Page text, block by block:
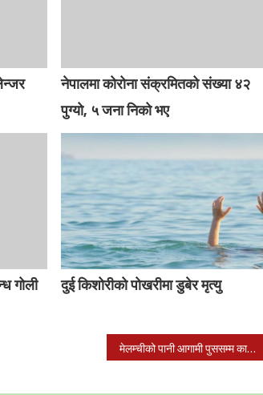
नेपालमा कोरोना संक्रमितको संख्या ४२
पुग्यो, ५ जना निको भए
गोली
दुई किशोरीको पोखरीमा डुबेर मृत्यु
मेलम्चीको पानी आगामी पुससम्म काठमाडौंमा आईपुग्ने : मन्त्री यादव